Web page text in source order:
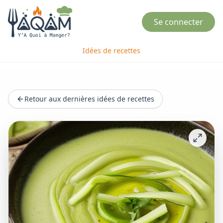
Se connecter
Idées de recettes
Retour aux dernières idées de recettes